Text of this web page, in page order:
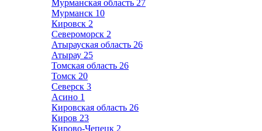
Мурманская область 27
Мурманск 10
Кировск 2
Североморск 2
Атырауская область 26
Атырау 25
Томская область 26
Томск 20
Северск 3
Асино 1
Кировская область 26
Киров 23
Кирово-Чепецк 2